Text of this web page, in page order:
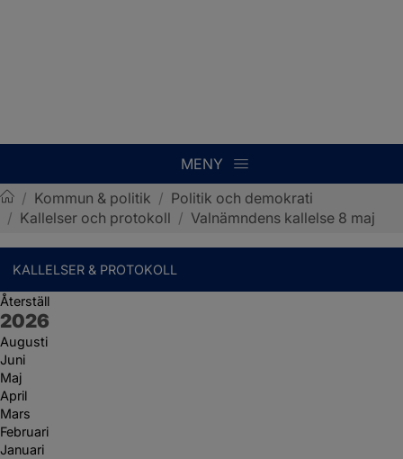
MENY
Sotenäs kommun
/ Kommun & politik / Politik och demokrati
/ Kallelser och protokoll / Valnämndens kallelse 8 maj
KALLELSER & PROTOKOLL
Återställ
År:
2026
Augusti
Juni
Maj
April
Mars
Februari
Januari